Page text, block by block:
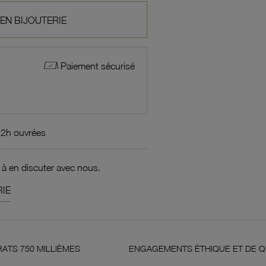
BIJOUTERIE
Paiement sécurisé
ouvrées
en discuter avec nous.
ENGAGEMENTS ÉTHIQUE ET DE QUALITÉ